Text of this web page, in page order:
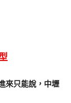
來只能說，中壢